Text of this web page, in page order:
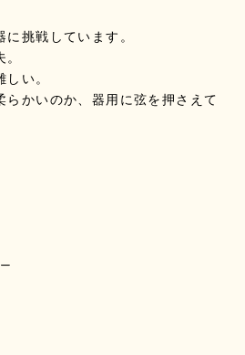
挑戦しています。
い。
らかいのか、器用に弦を押さえて